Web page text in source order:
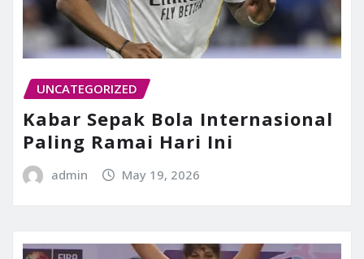
UNCATEGORIZED
Kabar Sepak Bola Internasional
Paling Ramai Hari Ini
admin May 19, 2026